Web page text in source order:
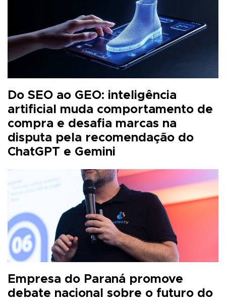
Do SEO ao GEO: inteligência
artificial muda comportamento de
compra e desafia marcas na
disputa pela recomendação do
ChatGPT e Gemini
Empresa do Paraná promove
debate nacional sobre o futuro do